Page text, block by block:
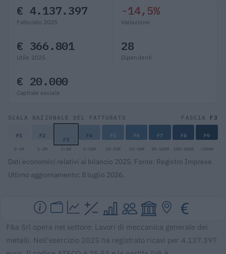
€ 4.137.397
Fatturato 2025
-14,5%
Variazione
€ 366.801
Utile 2025
28
Dipendenti
€ 20.000
Capitale sociale
SCALA NAZIONALE DEL FATTURATO FASCIA F3
F1 F2 F3 F4 F5 F6 F7 F8 F9
0-1M 1-2M 2-5M 5-10M 10-25M 25-50M 50-100M 100-500M >500M
Dati economici relativi al bilancio 2025. Fonte: Registro Imprese.
Ultimo aggiornamento: 8 luglio 2026.
F&a Srl opera nel settore: Lavori di meccanica generale dei
metalli. Nell'esercizio 2025 ha registrato ricavi per 4.137.397